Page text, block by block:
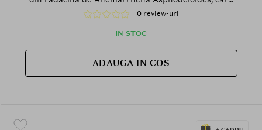
contribuie la efectul de volum si la metinerea
confortului buzelor
0 review-uri
IN STOC
ADAUGA IN COS